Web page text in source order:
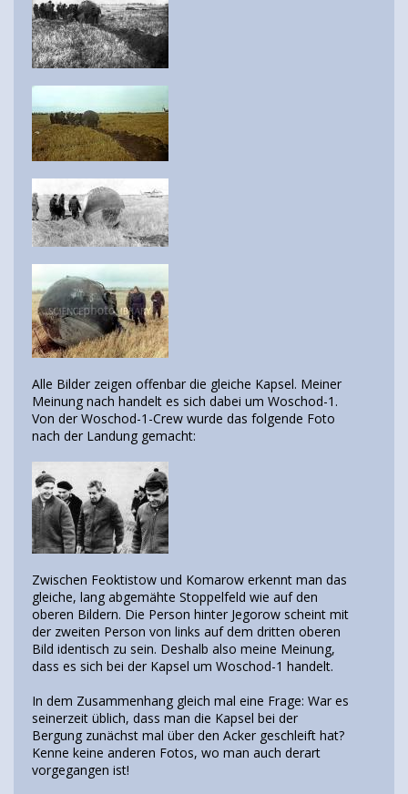
Alle Bilder zeigen offenbar die gleiche Kapsel. Meiner
Meinung nach handelt es sich dabei um Woschod-1.
Von der Woschod-1-Crew wurde das folgende Foto
nach der Landung gemacht:
Zwischen Feoktistow und Komarow erkennt man das
gleiche, lang abgemähte Stoppelfeld wie auf den
oberen Bildern. Die Person hinter Jegorow scheint mit
der zweiten Person von links auf dem dritten oberen
Bild identisch zu sein. Deshalb also meine Meinung,
dass es sich bei der Kapsel um Woschod-1 handelt.
In dem Zusammenhang gleich mal eine Frage: War es
seinerzeit üblich, dass man die Kapsel bei der
Bergung zunächst mal über den Acker geschleift hat?
Kenne keine anderen Fotos, wo man auch derart
vorgegangen ist!